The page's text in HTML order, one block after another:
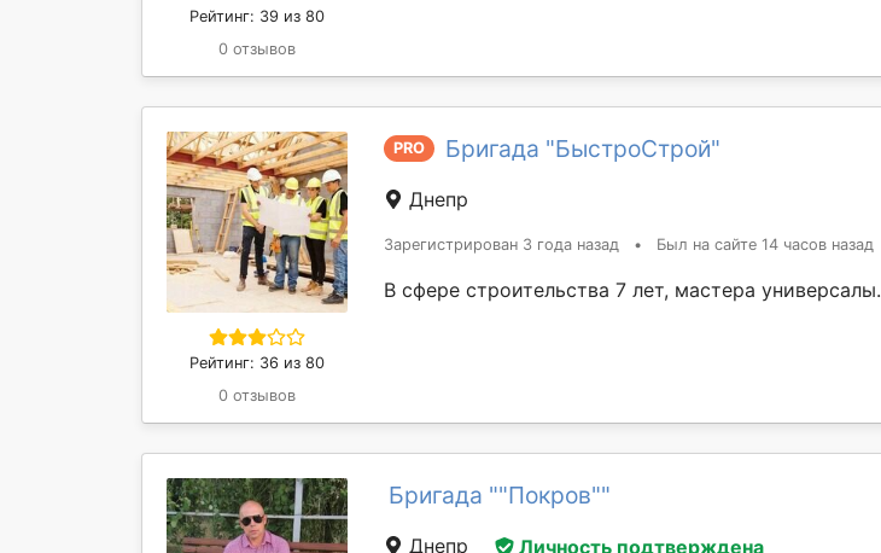
Рейтинг: 39 из 80
0 отзывов
Рейтинг: 36 из 80
0 отзывов
PRO Бригада "БыстроСтрой"
Днепр
Зарегистрирован 3 года назад • Был на сайте 14 часов назад
В сфере строительства 7 лет, мастера универсалы.
Бригада ""Покров""
Днепр Личность подтверждена